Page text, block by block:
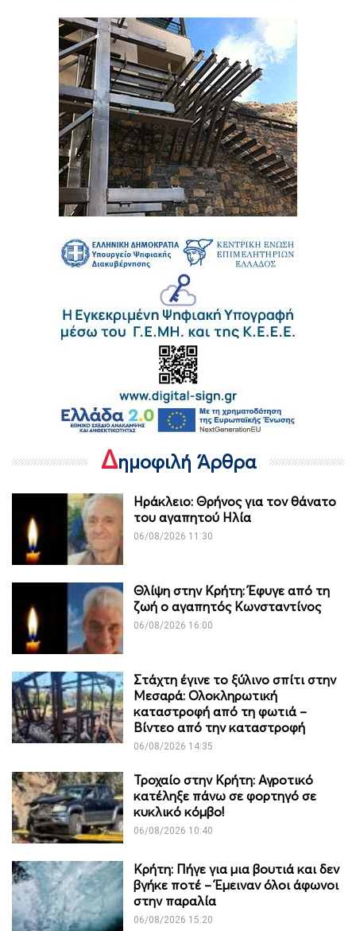
Δημοφιλή Άρθρα
Ηράκλειο: Θρήνος για τον θάνατο
του αγαπητού Ηλία
06/08/2026 11:30
Θλίψη στην Κρήτη: Έφυγε από τη
ζωή ο αγαπητός Κωνσταντίνος
06/08/2026 16:00
Στάχτη έγινε το ξύλινο σπίτι στην
Μεσαρά: Ολοκληρωτική
καταστροφή από τη φωτιά –
Βίντεο από την καταστροφή
06/08/2026 14:35
Τροχαίο στην Κρήτη: Αγροτικό
κατέληξε πάνω σε φορτηγό σε
κυκλικό κόμβο!
06/08/2026 10:40
Κρήτη: Πήγε για μια βουτιά και δεν
βγήκε ποτέ – Έμειναν όλοι άφωνοι
στην παραλία
06/08/2026 15:20